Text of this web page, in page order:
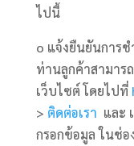
ไปนี้
o แจ้งยืนยันการช
ท่านลูกค้าสามาร
เว็บไซต์ โดยไปที่
> ติดต่อเรา และ
กรอกข้อมูล ในช่